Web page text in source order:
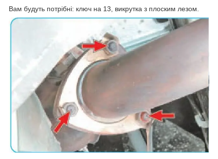
Вам будуть потрібні: ключ на 13, викрутка з плоским лезом.